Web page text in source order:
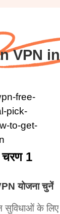
VPN
योजना चुनें
के लिए
चरण 1